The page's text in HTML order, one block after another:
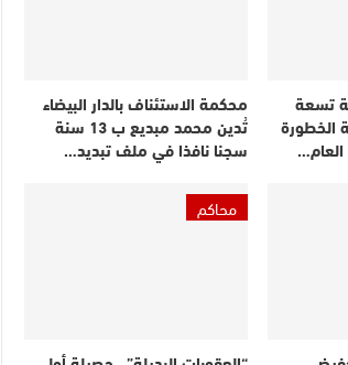
تسعة
الخطورة
محكمة الاستئناف بالدار البيضاء
تُدين محمد مبديع ب 13 سنة
سجنا نافذا في ملف تبديد…
محاكم